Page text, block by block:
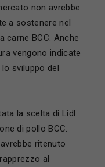
non avrebbe
a sostenere nel
carne BCC. Anche
vengono indicate
sviluppo del
la scelta di Lidl
di pollo BCC.
ritenuto
al